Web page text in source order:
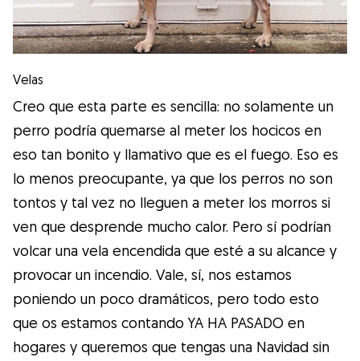
Velas
Creo que esta parte es sencilla: no solamente un
perro podría quemarse al meter los hocicos en
eso tan bonito y llamativo que es el fuego. Eso es
lo menos preocupante, ya que los perros no son
tontos y tal vez no lleguen a meter los morros si
ven que desprende mucho calor. Pero sí podrían
volcar una vela encendida que esté a su alcance y
provocar un incendio. Vale, sí, nos estamos
poniendo un poco dramáticos, pero todo esto
que os estamos contando YA HA PASADO en
hogares y queremos que tengas una Navidad sin